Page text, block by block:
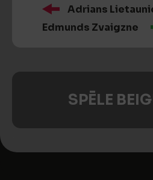
Adrians
Edmunds Zvaigzne
SPĒLE